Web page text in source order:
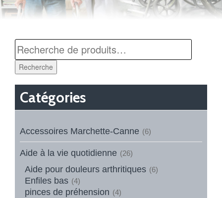
Recherche
Catégories
Accessoires Marchette-Canne (6)
Aide à la vie quotidienne (26)
Aide pour douleurs arthritiques (6)
Enfiles bas (4)
pinces de préhension (4)